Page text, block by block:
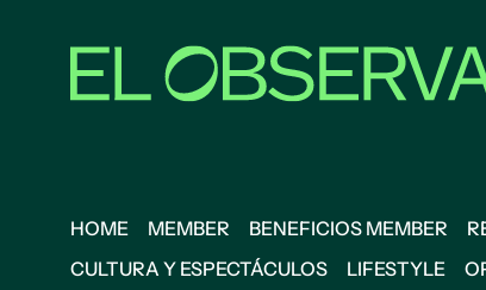
HOME MEMBER BENEFICIOS MEMBER
CULTURA Y ESPECTÁCULOS
LIFESTYLE